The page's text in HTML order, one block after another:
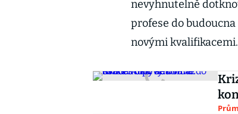
nevyhnutelně
profese do
novými kvalifikacemi.